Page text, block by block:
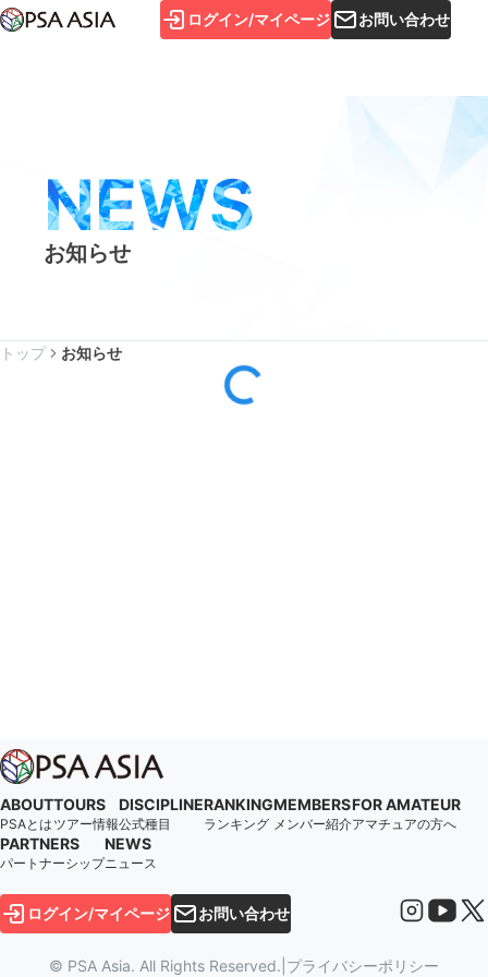
ログイン/マイページ お問い合わせ
NEWS
お知らせ
トップ お知らせ
ABOUT
PSAとは
TOURS
ツアー情報
DISCIPLINE
公式種目
RANKING
ランキング
MEMBERS
メンバー紹介
FOR AMATEUR
アマチュアの方へ
PARTNERS
パートナーシップ
NEWS
ニュース
ログイン/マイページ お問い合わせ
© PSA Asia. All Rights Reserved. プライバシーポリシー